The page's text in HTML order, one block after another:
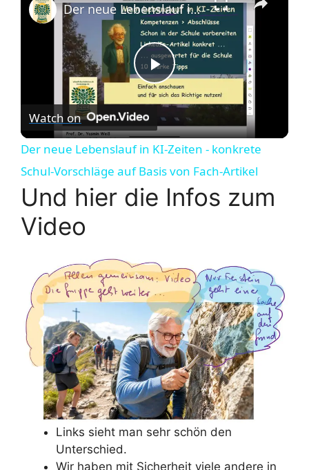
P
l
a
y
i
d
e
o
Der neue Lebenslauf in KI-Zeiten - konkrete Schul-Vorschläge auf Basis von Fach-Artikel
Watch on
Der neue Lebenslauf in KI-Zeiten - konkrete
Schul-Vorschläge auf Basis von Fach-Artikel
Und hier die Infos zum
Video
Links sieht man sehr schön den
Unterschied.
Wir haben mit Sicherheit viele andere in